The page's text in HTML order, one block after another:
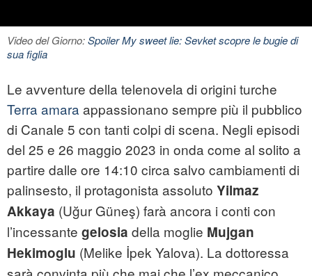
Video del Giorno:Spoiler My sweet lie: Sevket scopre le bugie di
sua figlia
Le avventure della telenovela di origini turche
Terra amara appassionano sempre più il pubblico
di Canale 5 con tanti colpi di scena. Negli episodi
del 25 e 26 maggio 2023 in onda come al solito a
partire dalle ore 14:10 circa salvo cambiamenti di
palinsesto, il protagonista assoluto Yilmaz
Akkaya (Uğur Güneş) farà ancora i conti con
l’incessante gelosia della moglie Mujgan
Hekimoglu (Melike İpek Yalova). La dottoressa